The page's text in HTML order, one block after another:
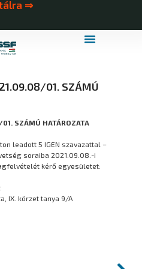
⇒
01. SZÁMÚ
SZÁMÚ HATÁROZATA
leadott 5 IGEN szavazattal –
soraiba 2021.09.08.-i
kérő egyesületet:
IX. körzet tanya 9/A